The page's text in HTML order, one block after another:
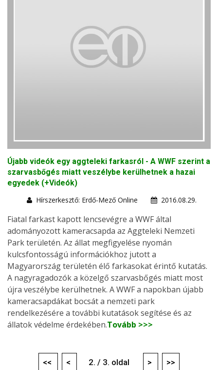
Újabb videók egy aggteleki farkasról - A WWF szerint a
szarvasbőgés miatt veszélybe kerülhetnek a hazai
egyedek (+Videók)
Hírszerkesztő: Erdő-Mező Online
2016.08.29.
Fiatal farkast kapott lencsevégre a WWF által
adományozott kameracsapda az Aggteleki Nemzeti
Park területén. Az állat megfigyelése nyomán
kulcsfontosságú információkhoz jutott a
Magyarország területén élő farkasokat érintő kutatás.
A nagyragadozók a közelgő szarvasbőgés miatt most
újra veszélybe kerülhetnek. A WWF a napokban újabb
kameracsapdákat bocsát a nemzeti park
rendelkezésére a további kutatások segítése és az
állatok védelme érdekében.Tovább >>>
<< < 2. / 3. oldal > >>